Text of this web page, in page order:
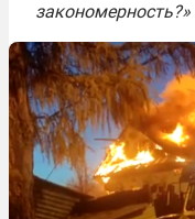
закономерность?»